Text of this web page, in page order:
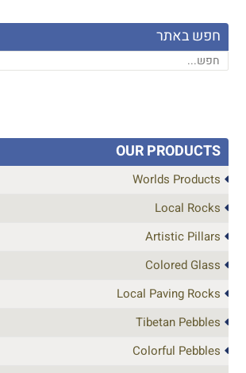
חפש באתר
OUR PRODUCTS
Worlds Products
Local Rocks
Artistic Pillars
Colored Glass
Local Paving Rocks
Tibetan Pebbles
Colorful Pebbles